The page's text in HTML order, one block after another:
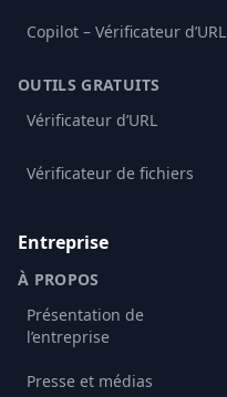
Copilot – Vérificateur d’URL
OUTILS GRATUITS
Vérificateur d’URL
Vérificateur de fichiers
Entreprise
À PROPOS
Présentation de
l’entreprise
Presse et médias